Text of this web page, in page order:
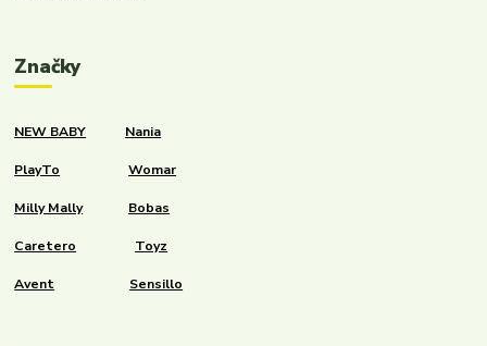
Značky
NEW BABY Nania
PlayTo Womar
Milly Mally Bobas
Caretero Toyz
Avent Sensillo